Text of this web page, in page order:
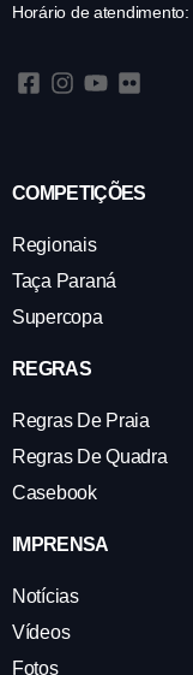
Horário de
COMPETIÇÕES
Regionais
Taça Paraná
Supercopa
REGRAS
Regras De Praia
Regras De Quadra
Casebook
IMPRENSA
Notícias
Vídeos
Fotos